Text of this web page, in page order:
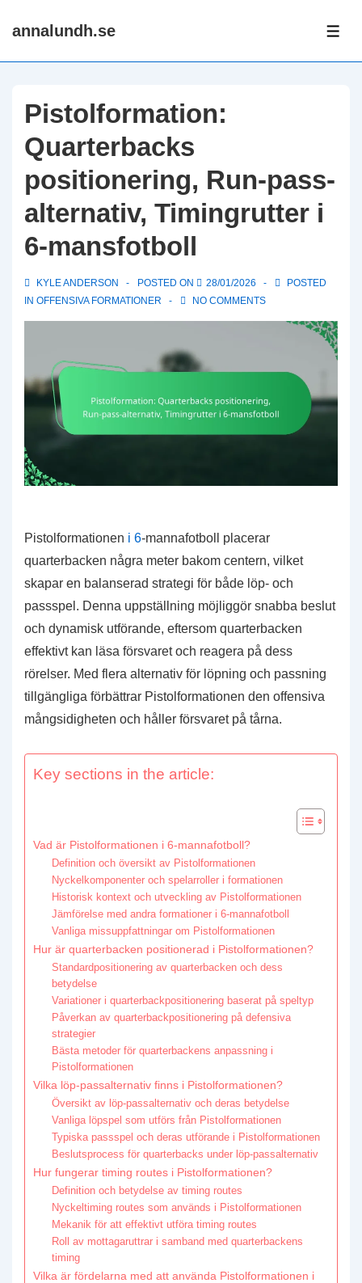
Skip
Content
annalundh.se
Pistolformation:
Quarterbacks
positionering, Run-pass-
alternativ, Timingrutter i
6-mansfotboll
KYLE ANDERSON POSTED ON 28/01/2026
POSTED
IN OFFENSIVA FORMATIONER NO COMMENTS
Pistolformationen i 6-mannafotboll placerar
quarterbacken några meter bakom centern, vilket
skapar en balanserad strategi för både löp- och
passspel. Denna uppställning möjliggör snabba beslut
och dynamisk utförande, eftersom quarterbacken
effektivt kan läsa försvaret och reagera på dess
rörelser. Med flera alternativ för löpning och passning
tillgängliga förbättrar Pistolformationen den offensiva
mångsidigheten och håller försvaret på tårna.
Key sections in the article:
Vad är Pistolformationen i 6-mannafotboll?
Definition och översikt av Pistolformationen
Nyckelkomponenter och spelarroller i formationen
Historisk kontext och utveckling av Pistolformationen
Jämförelse med andra formationer i 6-mannafotboll
Vanliga missuppfattningar om Pistolformationen
Hur är quarterbacken positionerad i Pistolformationen?
Standardpositionering av quarterbacken och dess
betydelse
Variationer i quarterbackpositionering baserat på speltyp
Påverkan av quarterbackpositionering på defensiva
strategier
Bästa metoder för quarterbackens anpassning i
Pistolformationen
Vilka löp-passalternativ finns i Pistolformationen?
Översikt av löp-passalternativ och deras betydelse
Vanliga löpspel som utförs från Pistolformationen
Typiska passspel och deras utförande i Pistolformationen
Beslutsprocess för quarterbacks under löp-passalternativ
Hur fungerar timing routes i Pistolformationen?
Definition och betydelse av timing routes
Nyckeltiming routes som används i Pistolformationen
Mekanik för att effektivt utföra timing routes
Roll av mottagaruttrar i samband med quarterbackens
timing
Vilka är fördelarna med att använda Pistolformationen i